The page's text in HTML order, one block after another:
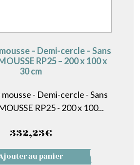
– Demi-cercle – Sans
RP25 – 200 x 100 x
30 cm
- Demi-cercle - Sans
RP25 - 200 x 100...
332,23€
au panier